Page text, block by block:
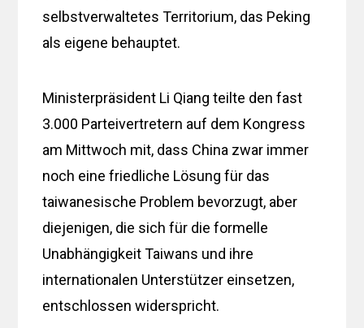
selbstverwaltetes Territorium, das Peking
als eigene behauptet.
Ministerpräsident Li Qiang teilte den fast
3.000 Parteivertretern auf dem Kongress
am Mittwoch mit, dass China zwar immer
noch eine friedliche Lösung für das
taiwanesische Problem bevorzugt, aber
diejenigen, die sich für die formelle
Unabhängigkeit Taiwans und ihre
internationalen Unterstützer einsetzen,
entschlossen widerspricht.